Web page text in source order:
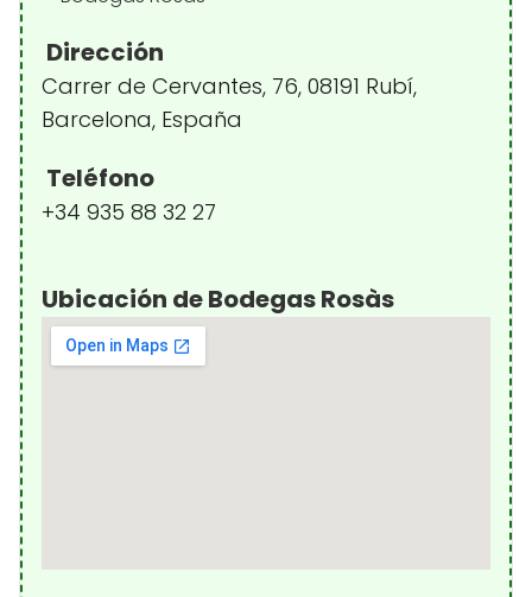
Dirección
Carrer de Cervantes, 76, 08191 Rubí,
Barcelona, España
Teléfono
+34 935 88 32 27
Ubicación de Bodegas Rosàs